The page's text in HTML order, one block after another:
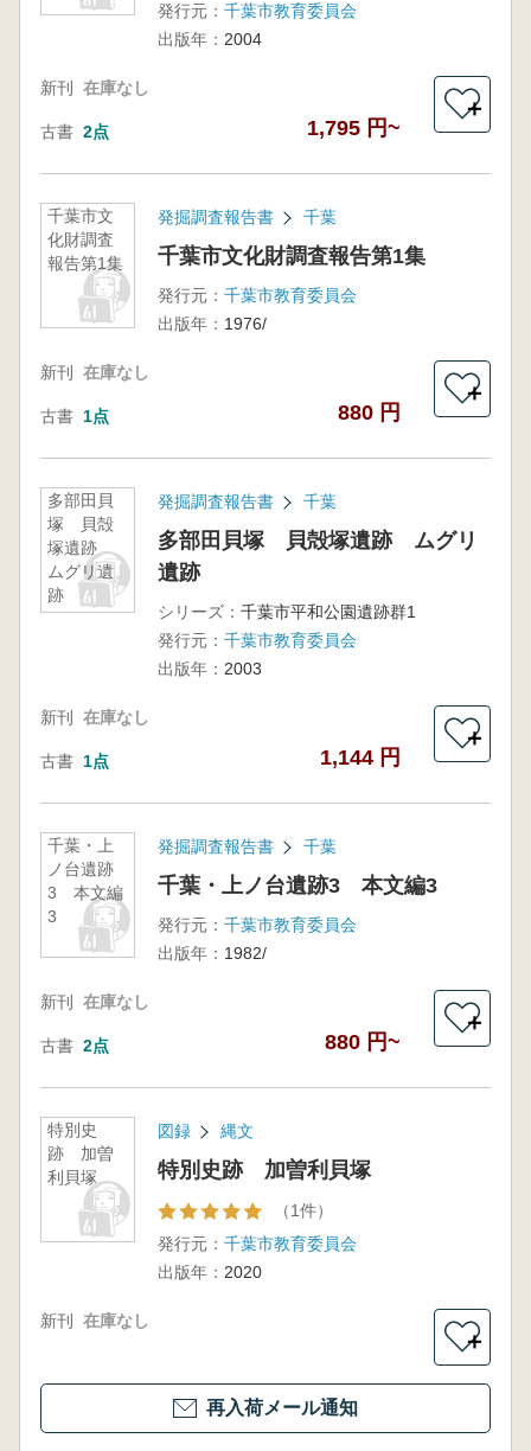
発行元： 千葉市教育委員会
出版年： 2004
新刊 在庫なし
古書 2点 1,795 円~
＋
千葉市文
化財調査
報告第1集
発掘調査報告書 千葉
千葉市文化財調査報告第1集
発行元： 千葉市教育委員会
出版年： 1976/
新刊 在庫なし
古書 1点 880 円
＋
多部田貝
塚 貝殻
塚遺跡
ムグリ遺
跡
発掘調査報告書 千葉
多部田貝塚 貝殻塚遺跡 ムグリ
遺跡
シリーズ： 千葉市平和公園遺跡群1
発行元： 千葉市教育委員会
出版年： 2003
新刊 在庫なし
古書 1点 1,144 円
＋
千葉・上
ノ台遺跡
3 本文編
3
発掘調査報告書 千葉
千葉・上ノ台遺跡3 本文編3
発行元： 千葉市教育委員会
出版年： 1982/
新刊 在庫なし
古書 2点 880 円~
＋
特別史
跡 加曽
利貝塚
図録 縄文
特別史跡 加曽利貝塚
（1件）
発行元： 千葉市教育委員会
出版年： 2020
新刊 在庫なし
＋
再入荷メール通知